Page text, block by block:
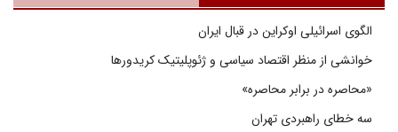
الگوی اسرائیلی اوکراین در قبال ایران
خوانشی از منظر اقتصاد سیاسی و ژئوپلیتیک کریدورها
«محاصره در برابر محاصره»
سه خطای راهبردی تهران